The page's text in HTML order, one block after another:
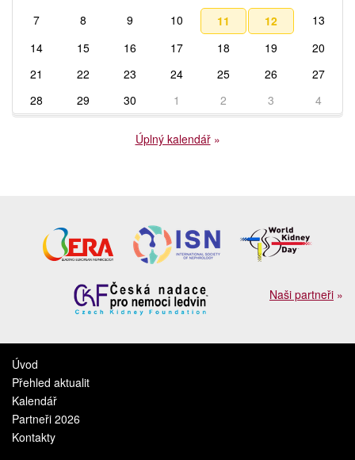
7
8 9 10 11 12
13
14
15 16 17 18 19
20
21
22 23 24 25 26
27
28
29 30 1 2 3 4
Úplný kalendář»
Naši partneři »
Úvod
Přehled aktualit
Kalendář
Partneři 2026
Kontakty